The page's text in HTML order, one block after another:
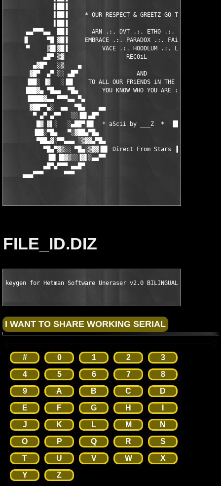
*  ▐█▌▀██▄░
▐██░▀█▄   ▀░▓██▄▀█▄
▀██▄▓░▀▀▄▄▄ ░▒▓▓▄▀█▄
▀█▄▀▓▒░░ ▀█▄░▒▓▓▐█▌ Direct From Stars
▐█▌▐█▓▒░░▐▓▌░▄▄▀▀
▄█▀▄▀▀▀ ▄▄█▀
▄▄▄▀▀▀      ▀▀▀
FILE_ID.DIZ
keygen for Hetman Software Uneraser v2.0 BILINGUAL WinAll by
# 0 1 2
3
4
5 6 7
8
9
A B C
D
E
F G H
J
K L M
N
O
P Q R
S
T
U V W
X
Y
Z